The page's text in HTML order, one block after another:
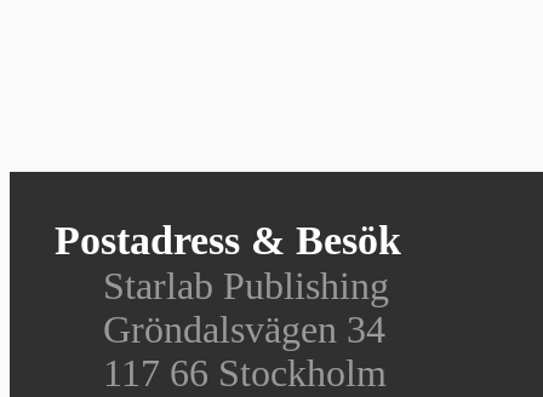
Postadress & Besök
Starlab Publishing
Gröndalsvägen 34
117 66 Stockholm